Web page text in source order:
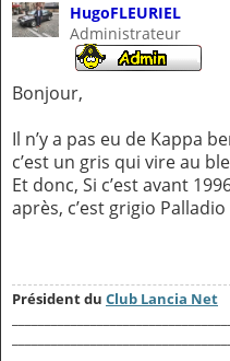
HugoFLEURIEL
Administrateur
Bonjour,
Il n’y a pas eu de Kappa
c’est un gris qui vire au
Et donc, Si c’est avant
après, c’est grigio Palladio
Président du Club Lancia Net